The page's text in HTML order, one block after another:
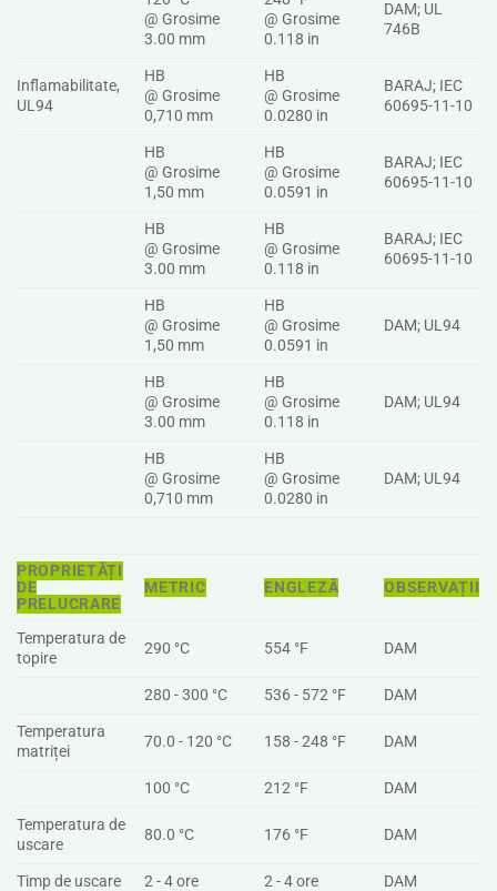
@ Grosime
3.00 mm
@ Grosime
0.118 in
DAM; UL
746B
Inflamabilitate,
UL94
HB
@ Grosime
0,710 mm
HB
@ Grosime
0.0280 in
BARAJ; IEC
60695-11-10
HB
@ Grosime
1,50 mm
HB
@ Grosime
0.0591 in
BARAJ; IEC
60695-11-10
HB
@ Grosime
3.00 mm
HB
@ Grosime
0.118 in
BARAJ; IEC
60695-11-10
HB
@ Grosime
1,50 mm
HB
@ Grosime
0.0591 in
DAM; UL94
HB
@ Grosime
3.00 mm
HB
@ Grosime
0.118 in
DAM; UL94
HB
@ Grosime
0,710 mm
HB
@ Grosime
0.0280 in
DAM; UL94
PROPRIETĂȚI
DE
PRELUCRARE
METRIC ENGLEZĂ OBSERVAȚII
Temperatura de
topire
290 °C 554 °F DAM
280 - 300 °C 536 - 572 °F
DAM
Temperatura
matriței
70.0 - 120 °C 158 - 248 °F DAM
100 °C 212 °F
DAM
Temperatura de
uscare
80.0 °C 176 °F DAM
Timp de uscare 2 - 4 ore 2 - 4 ore DAM